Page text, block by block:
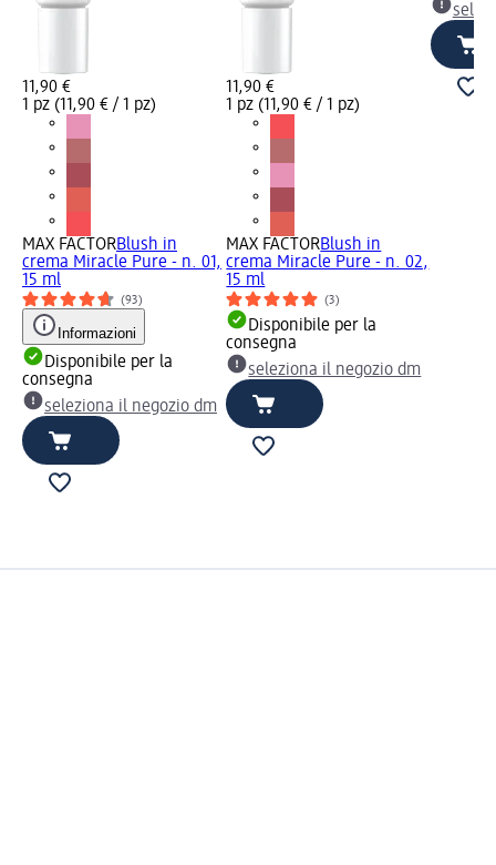
11,90 €
1 pz (11,90 € / 1 pz)
MAX FACTORBlush in
crema Miracle Pure - n. 01,
15 ml
(93)
Informazioni
Disponibile per la
consegna
seleziona il negozio dm
11,90 €
1 pz (11,90 € / 1 pz)
MAX FACTORBlush in
crema Miracle Pure - n. 02,
15 ml
(3)
Disponibile per la
consegna
seleziona il negozio dm